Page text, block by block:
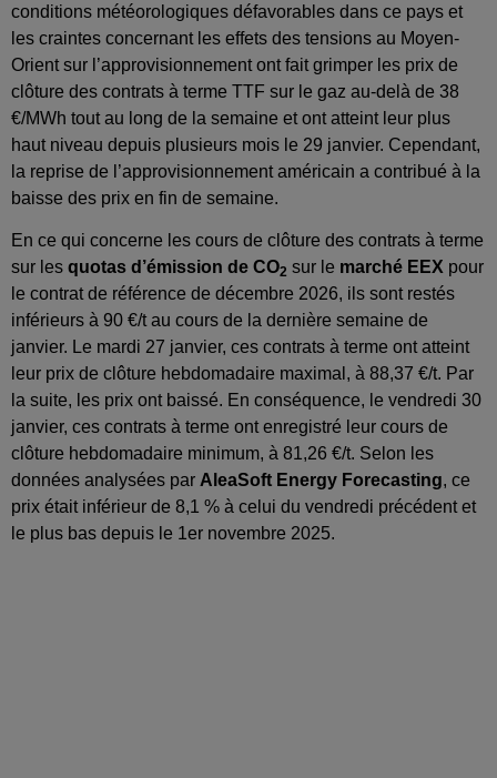
conditions météorologiques défavorables dans ce pays et
les craintes concernant les effets des tensions au Moyen-
Orient sur l’approvisionnement ont fait grimper les prix de
clôture des contrats à terme TTF sur le gaz au-delà de 38
€/MWh tout au long de la semaine et ont atteint leur plus
haut niveau depuis plusieurs mois le 29 janvier. Cependant,
la reprise de l’approvisionnement américain a contribué à la
baisse des prix en fin de semaine.
En ce qui concerne les cours de clôture des contrats à terme
sur les quotas d’émission de CO2 sur le marché EEX pour
le contrat de référence de décembre 2026, ils sont restés
inférieurs à 90 €/t au cours de la dernière semaine de
janvier. Le mardi 27 janvier, ces contrats à terme ont atteint
leur prix de clôture hebdomadaire maximal, à 88,37 €/t. Par
la suite, les prix ont baissé. En conséquence, le vendredi 30
janvier, ces contrats à terme ont enregistré leur cours de
clôture hebdomadaire minimum, à 81,26 €/t. Selon les
données analysées par AleaSoft Energy Forecasting, ce
prix était inférieur de 8,1 % à celui du vendredi précédent et
le plus bas depuis le 1er novembre 2025.